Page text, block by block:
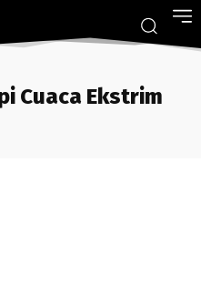
Cuaca Ekstrim